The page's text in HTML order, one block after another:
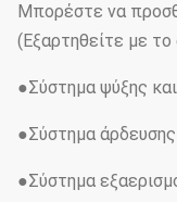
Μπορέστε να
(Εξαρτηθείτε με
●Σύστημα ψύξης
●Σύστημα άρδευσης
●Σύστημα